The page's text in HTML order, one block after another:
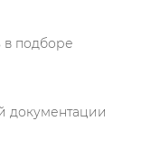
подборе
документации